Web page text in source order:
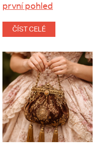
první pohled
ČÍST CELÉ